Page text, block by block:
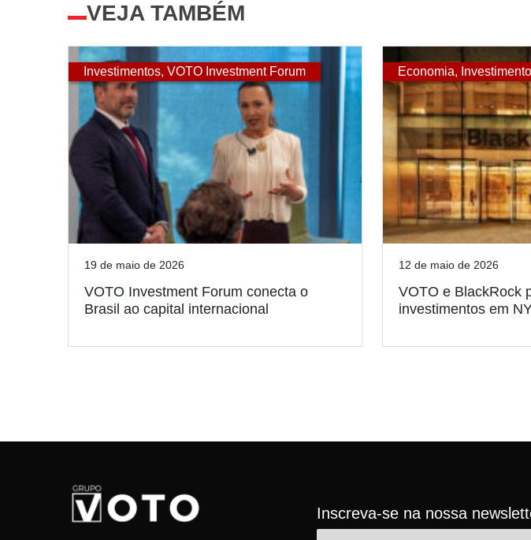
VEJA TAMBÉM
Investimentos, VOTO Investment Forum
19 de maio de 2026
VOTO Investment Forum conecta o
Brasil ao capital internacional
Economia,
12 de maio de 2026
VOTO e BlackRock
investimentos em
Inscreva-se na nossa